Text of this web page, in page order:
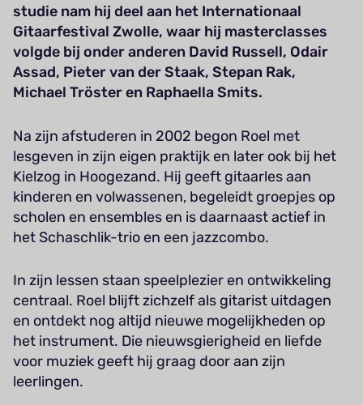
studie nam hij deel aan het Internationaal
Gitaarfestival Zwolle, waar hij masterclasses
volgde bij onder anderen David Russell, Odair
Assad, Pieter van der Staak, Stepan Rak,
Michael Tröster en Raphaella Smits.
Na zijn afstuderen in 2002 begon Roel met
lesgeven in zijn eigen praktijk en later ook bij het
Kielzog in Hoogezand. Hij geeft gitaarles aan
kinderen en volwassenen, begeleidt groepjes op
scholen en ensembles en is daarnaast actief in
het Schaschlik-trio en een jazzcombo.
In zijn lessen staan speelplezier en ontwikkeling
centraal. Roel blijft zichzelf als gitarist uitdagen
en ontdekt nog altijd nieuwe mogelijkheden op
het instrument. Die nieuwsgierigheid en liefde
voor muziek geeft hij graag door aan zijn
leerlingen.